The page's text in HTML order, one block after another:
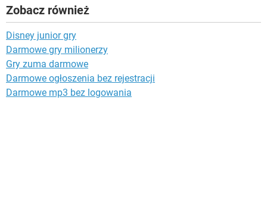
Zobacz również
Disney junior gry
Darmowe gry milionerzy
Gry zuma darmowe
Darmowe ogłoszenia bez rejestracji
Darmowe mp3 bez logowania